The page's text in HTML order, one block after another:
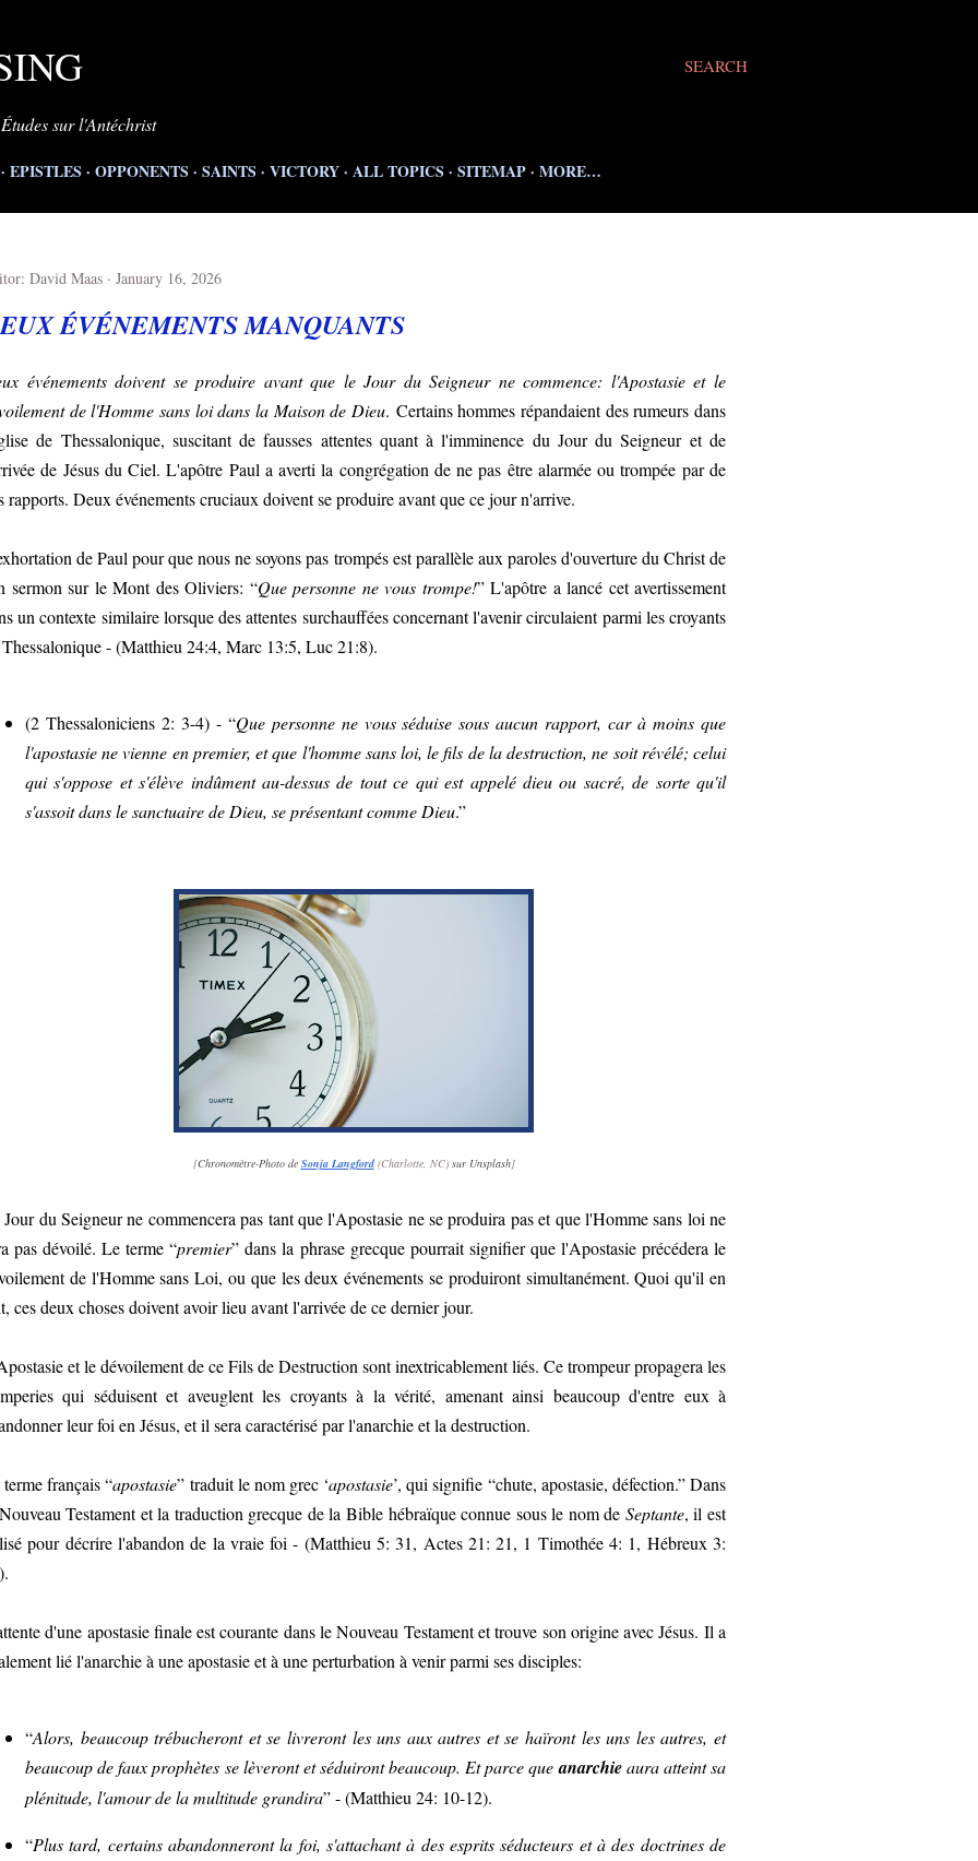
SEARCH
sur l'Antéchrist
EPISTLES OPPONENTS SAINTS VICTORY ALL TOPICS SITEMAP MORE…
David Maas January 16, 2026
ÉVÉNEMENTS MANQUANTS
événements doivent se produire avant que le Jour du Seigneur ne commence: l'Apostasie et le
de l'Homme sans loi dans la Maison de Dieu. Certains hommes répandaient des rumeurs dans
de Thessalonique, suscitant de fausses attentes quant à l'imminence du Jour du Seigneur et de
de Jésus du Ciel. L'apôtre Paul a averti la congrégation de ne pas être alarmée ou trompée par de
rapports. Deux événements cruciaux doivent se produire avant que ce jour n'arrive.
de Paul pour que nous ne soyons pas trompés est parallèle aux paroles d'ouverture du Christ de
sermon sur le Mont des Oliviers: “Que personne ne vous trompe!” L'apôtre a lancé cet avertissement
un contexte similaire lorsque des attentes surchauffées concernant l'avenir circulaient parmi les croyants
- (Matthieu 24:4, Marc 13:5, Luc 21:8).
(2 Thessaloniciens 2: 3-4) - “Que personne ne vous séduise sous aucun rapport, car à moins que
l'apostasie ne vienne en premier, et que l'homme sans loi, le fils de la destruction, ne soit révélé; celui
qui s'oppose et s'élève indûment au-dessus de tout ce qui est appelé dieu ou sacré, de sorte qu'il
s'assoit dans le sanctuaire de Dieu, se présentant comme Dieu.”
[Chronomètre-Photo de Sonja Langford (Charlotte, NC)sur Unsplash]
du Seigneur ne commencera pas tant que l'Apostasie ne se produira pas et que l'Homme sans loi ne
pas dévoilé. Le terme “premier” dans la phrase grecque pourrait signifier que l'Apostasie précédera le
de l'Homme sans Loi, ou que les deux événements se produiront simultanément. Quoi qu'il en
ces deux choses doivent avoir lieu avant l'arrivée de ce dernier jour.
et le dévoilement de ce Fils de Destruction sont inextricablement liés. Ce trompeur propagera les
qui séduisent et aveuglent les croyants à la vérité, amenant ainsi beaucoup d'entre eux à
leur foi en Jésus, et il sera caractérisé par l'anarchie et la destruction.
français “apostasie” traduit le nom grec ‘apostasie’, qui signifie “chute, apostasie, défection.” Dans
Testament et la traduction grecque de la Bible hébraïque connue sous le nom de Septante, il est
pour décrire l'abandon de la vraie foi - (Matthieu 5: 31, Actes 21: 21, 1 Timothée 4: 1, Hébreux 3:
d'une apostasie finale est courante dans le Nouveau Testament et trouve son origine avec Jésus. Il a
lié l'anarchie à une apostasie et à une perturbation à venir parmi ses disciples:
“Alors, beaucoup trébucheront et se livreront les uns aux autres et se haïront les uns les autres, et
beaucoup de faux prophètes se lèveront et séduiront beaucoup. Et parce queanarchieaura atteint sa
plénitude, l'amour de la multitude grandira” - (Matthieu 24: 10-12).
“Plus tard, certains abandonneront la foi, s'attachant à des esprits séducteurs et à des doctrines de